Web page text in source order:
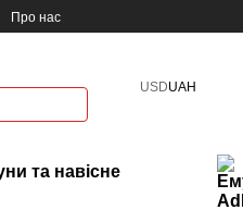
Про нас
USDUAH
та навісне